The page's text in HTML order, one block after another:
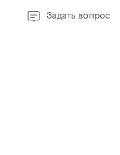
Задать вопрос